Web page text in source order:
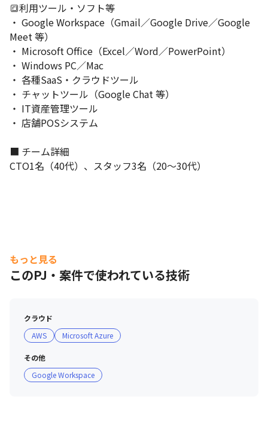
🔳利用ツール・ソフト等
・ Google Workspace（Gmail／Google Drive／Google
Meet 等）
・ Microsoft Office（Excel／Word／PowerPoint）
・ Windows PC／Mac
・ 各種SaaS・クラウドツール
・ チャットツール（Google Chat 等）
・ IT資産管理ツール
・ 店舗POSシステム
■ チーム詳細
CTO1名（40代）、スタッフ3名（20～30代）
もっと見る
このPJ・案件で使われている技術
クラウド
AWS
Microsoft Azure
その他
Google Workspace